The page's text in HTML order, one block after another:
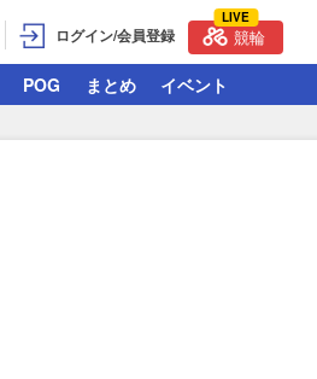
ログイン/会員登録
LIVE
競輪
POG まとめ イベント